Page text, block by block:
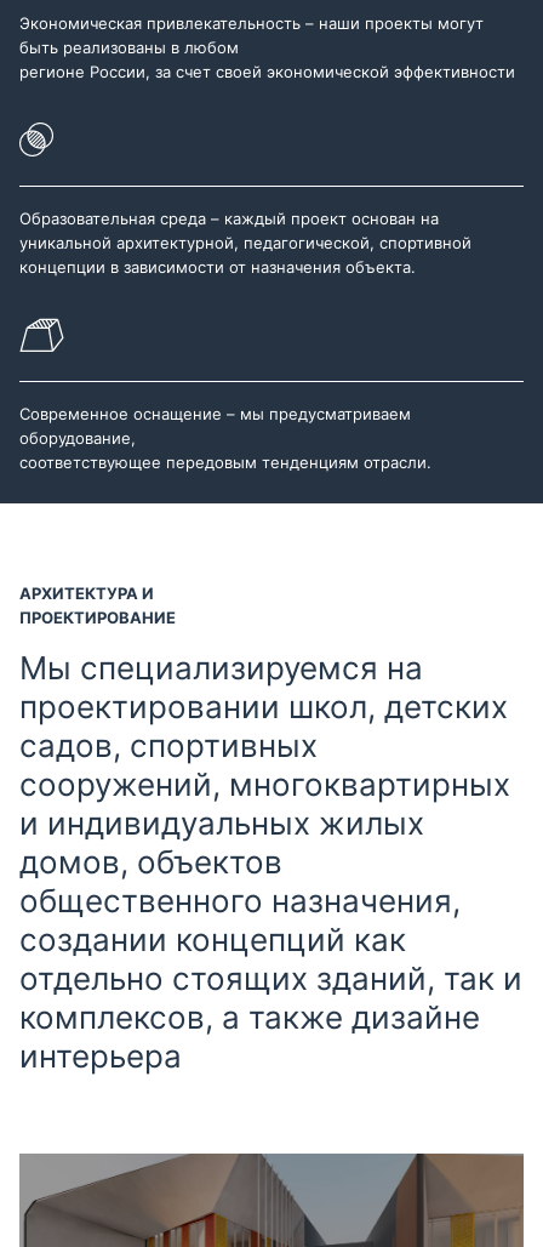
Экономическая привлекательность – наши проекты могут
быть реализованы в любом
регионе России, за счет своей экономической эффективности
Образовательная среда – каждый проект основан на
уникальной архитектурной, педагогической, спортивной
концепции в зависимости от назначения объекта.
Современное оснащение – мы предусматриваем
оборудование,
соответствующее передовым тенденциям отрасли.
АРХИТЕКТУРА И
ПРОЕКТИРОВАНИЕ
Мы специализируемся на
проектировании школ, детских
садов, спортивных
сооружений, многоквартирных
и индивидуальных жилых
домов, объектов
общественного назначения,
создании концепций как
отдельно стоящих зданий, так и
комплексов, а также дизайне
интерьера